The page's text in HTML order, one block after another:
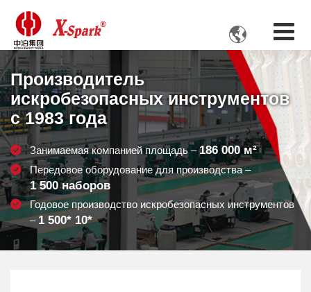

Производитель
искробезопасных инструментов
с 1983 года
Занимаемая компанией площадь –186 000м²
Передовое оборудование для производства –
1 500наборов
Годовое производство искробезопасных инструментов
– 1 500* 10*